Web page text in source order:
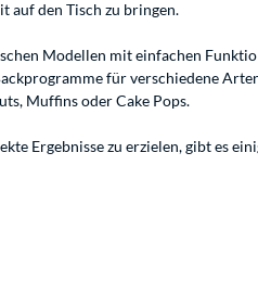
auf den Tisch zu bringen.
Modellen mit einfachen
für verschiedene
Muffins oder Cake Pops.
Ergebnisse zu erzielen, gibt es